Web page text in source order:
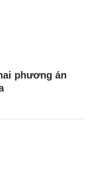
phương án